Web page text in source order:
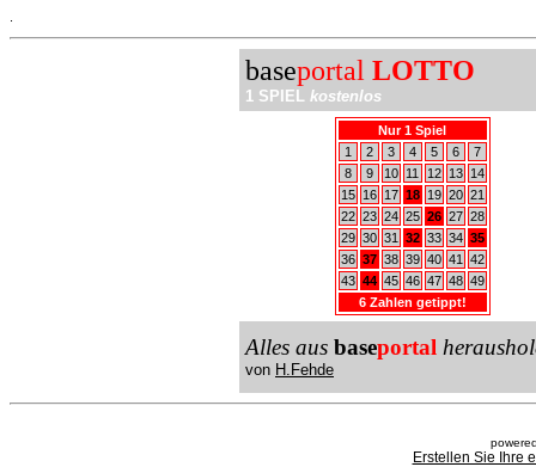
baseportal LOTTO
1 SPIEL kostenlos
Nur 1 Spiel
1
2 3 4 5 6
7
8
9 10 11 12 13
14
15
16 17 18 19 20 21
22 23 24 25 26 27 28
29 30 31 32 33 34 35
36 37 38 39 40 41
42
43 44 45 46 47 48 49
6 Zahlen getippt!
Alles aus baseportal
von H.Fehde
Erstellen Sie Ihre